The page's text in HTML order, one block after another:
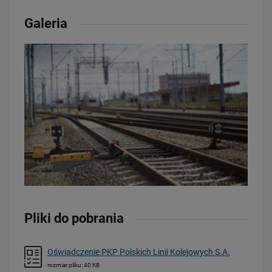
Galeria
Pliki do pobrania
Oświadczenie PKP Polskich Linii Kolejowych S.A.
rozmiar pliku: 40 KB
21.07.2026
PLK SA, Politechnika Białostocka i Instytut Kolejnictwa łączą siły dla…
PRZECZYTAJ
Dwie bezkolizyjne przeprawy przez tory zrewolucjonizują komunikację
w Łodzi